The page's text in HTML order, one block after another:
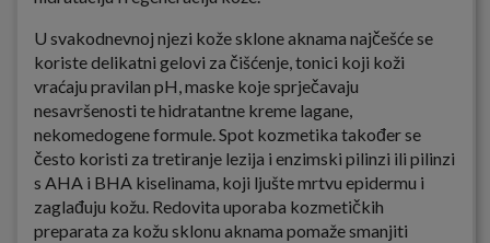
U svakodnevnoj njezi kože sklone aknama najčešće se
koriste delikatni gelovi za čišćenje, tonici koji koži
vraćaju pravilan pH, maske koje sprječavaju
nesavršenosti te hidratantne kreme lagane,
nekomedogene formule. Spot kozmetika također se
često koristi za tretiranje lezija i enzimski pilinzi ili pilinzi
s AHA i BHA kiselinama, koji ljušte mrtvu epidermu i
zaglađuju kožu. Redovita uporaba kozmetičkih
preparata za kožu sklonu aknama pomaže smanjiti